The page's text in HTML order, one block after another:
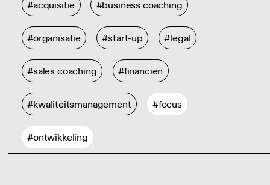
#acquisitie #business coaching
#organisatie #start-up #legal
#sales coaching #financiën
#kwaliteitsmanagement #focus
#ontwikkeling